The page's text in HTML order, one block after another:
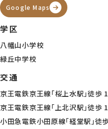
Google Maps
学区
八幡山小学校
緑丘中学校
交通
京王電鉄京王線「桜上水駅」徒歩
京王電鉄京王線「上北沢駅」徒歩
小田急電鉄小田原線「経堂駅」徒
【現地写真】 桜上水駅を使いやす
取り入れやすく、急行利用なら新宿
【現地写真】 急行停車駅の桜上水
通勤・通学はもちろん、休日のお出
※2026